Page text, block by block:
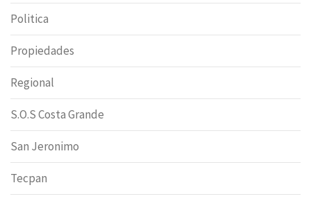
Politica
Propiedades
Regional
S.O.S Costa Grande
San Jeronimo
Tecpan